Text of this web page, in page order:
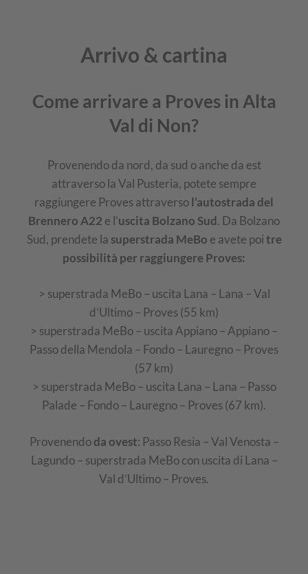
Arrivo & cartina
Come arrivare a Proves in Alta
Val di Non?
Provenendo da nord, da sud o anche da est
attraverso la Val Pusteria, potete sempre
raggiungere Proves attraversol’autostrada del
Brennero A22 e l’uscita Bolzano Sud. Da Bolzano
Sud, prendete la superstrada MeBo e avete poitre
possibilità per raggiungere Proves:
> superstrada MeBo – uscita Lana – Lana – Val
d’Ultimo – Proves (55 km)
> superstrada MeBo – uscita Appiano – Appiano –
Passo della Mendola – Fondo – Lauregno – Proves
(57 km)
> superstrada MeBo – uscita Lana – Lana – Passo
Palade – Fondo – Lauregno – Proves (67 km).
Provenendoda ovest: Passo Resia – Val Venosta –
Lagundo – superstrada MeBo con uscita di Lana –
Val d’Ultimo – Proves.